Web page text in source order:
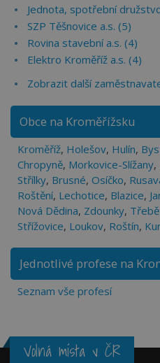
Jednota, spotřební
SZP Těšnovice a.s. (5)
Rovina stavební a.s. (4)
Elektro Kroměříž a.s. (4)
Zobrazit další
Obce na Kroměřížsku
Kroměříž, Holešov, Hulín,
Chropyně, Morkovice-Slížany,
Střílky, Brusné, Osíčko,
Roštění, Lechotice, Blazice,
Nová Dědina, Zdounky,
Střížovice, Loukov, Roštín,
Jednotlivé profese na
Seznam vše profesí
Volná místa v ČR